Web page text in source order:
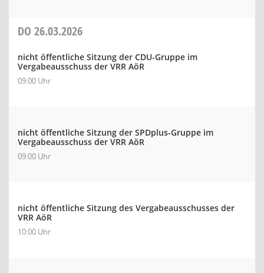
DO 26.03.2026
nicht öffentliche Sitzung der CDU-Gruppe im
Vergabeausschuss der VRR AöR
09:00 Uhr
nicht öffentliche Sitzung der SPDplus-Gruppe im
Vergabeausschuss der VRR AöR
09:00 Uhr
nicht öffentliche Sitzung des Vergabeausschusses der
VRR AöR
10:00 Uhr